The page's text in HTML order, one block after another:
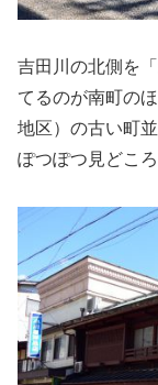
吉田川の北側を
てるのが南町の
地区）の古い町
ぽつぽつ見どころ